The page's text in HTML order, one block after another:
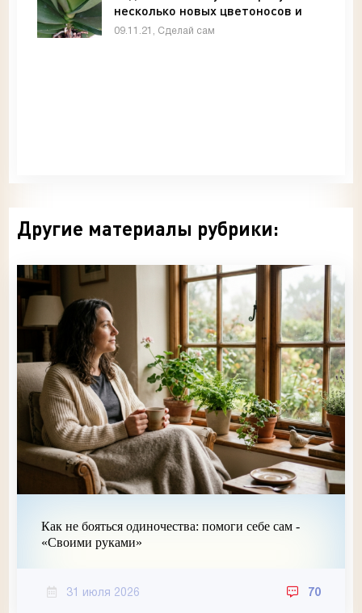
несколько новых цветоносов и
оживит корни - «Своими руками»
09.11.21, Сделай сам
Другие материалы рубрики:
Как не бояться одиночества: помоги себе сам -
«Своими руками»
31 июля 2026 70